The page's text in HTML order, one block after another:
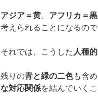
アジア＝黄 アフリカ＝黒
考えられることになるので
それでは、こうした 人種
残りの青と緑の二色も含
な対応関係を結んでいく